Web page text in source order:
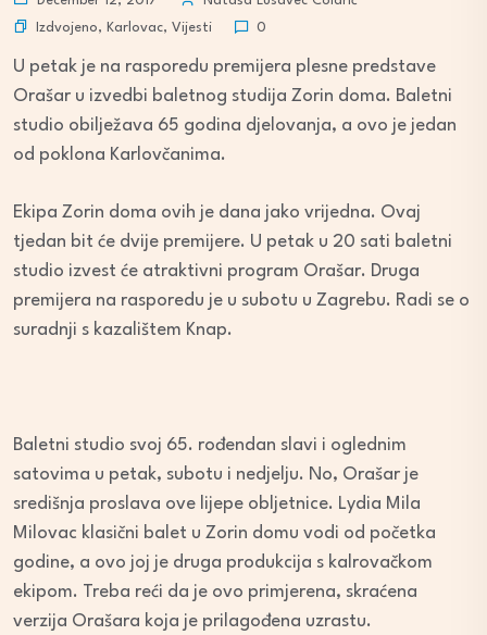
Izdvojeno, Karlovac, Vijesti 0
U petak je na rasporedu premijera plesne predstave
Orašar u izvedbi baletnog studija Zorin doma. Baletni
studio obilježava 65 godina djelovanja, a ovo je jedan
od poklona Karlovčanima.
Ekipa Zorin doma ovih je dana jako vrijedna. Ovaj
tjedan bit će dvije premijere. U petak u 20 sati baletni
studio izvest će atraktivni program Orašar. Druga
premijera na rasporedu je u subotu u Zagrebu. Radi se o
suradnji s kazalištem Knap.
Baletni studio svoj 65. rođendan slavi i oglednim
satovima u petak, subotu i nedjelju. No, Orašar je
središnja proslava ove lijepe obljetnice. Lydia Mila
Milovac klasični balet u Zorin domu vodi od početka
godine, a ovo joj je druga produkcija s kalrovačkom
ekipom. Treba reći da je ovo primjerena, skraćena
verzija Orašara koja je prilagođena uzrastu.